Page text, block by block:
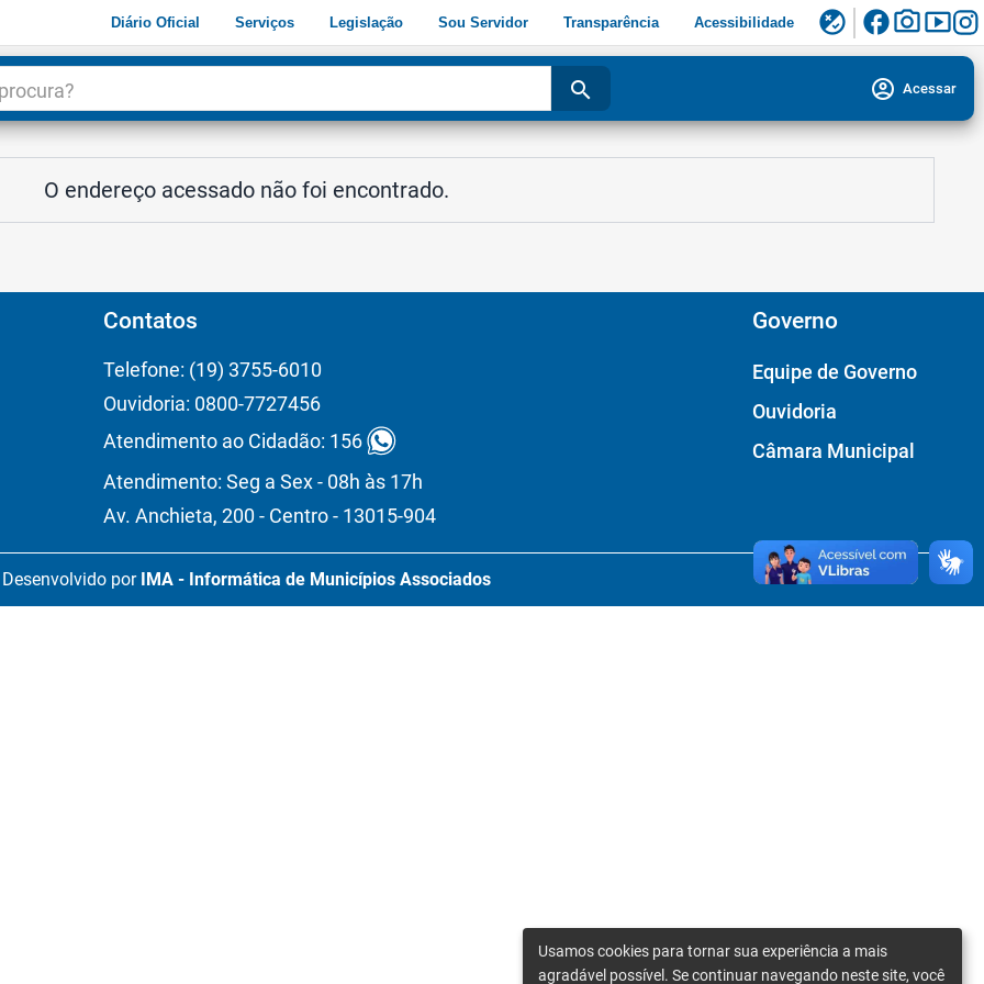
Diário Oficial Serviços Legislação Sou Servidor Transparência Acessibilidade flaky facebookphoto_camerasmart_display
search account_circle Acessar
O endereço acessado não foi encontrado.
Contatos
Telefone: (19) 3755-6010
Ouvidoria: 0800-7727456
Atendimento ao Cidadão: 156
Atendimento: Seg a Sex - 08h às 17h
Av. Anchieta, 200 - Centro - 13015-904
Governo
Equipe de Governo
Ouvidoria
Câmara Municipal
Desenvolvido por IMA - Informática de Municípios Associados
Usamos cookies para tornar sua experiência a mais
agradável possível. Se continuar navegando neste site, você